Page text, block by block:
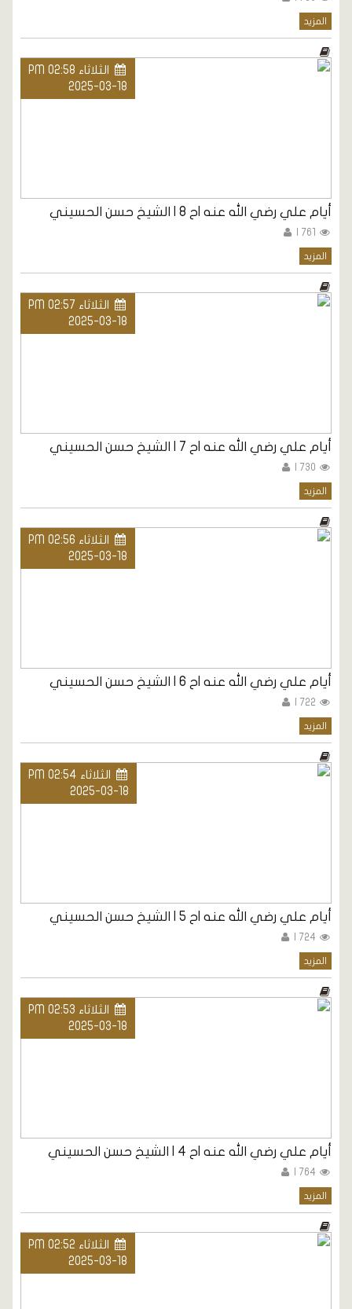
المزيد
الثلاثاء PM 02:58
2025-03-18
أيام علي رضي الله عنه |ح 8 | الشيخ حسن الحسيني
المزيد
الثلاثاء PM 02:57
2025-03-18
أيام علي رضي الله عنه |ح 7 | الشيخ حسن الحسيني
المزيد
الثلاثاء PM 02:56
2025-03-18
أيام علي رضي الله عنه |ح 6 | الشيخ حسن الحسيني
المزيد
الثلاثاء PM 02:54
2025-03-18
أيام علي رضي الله عنه |ح 5 | الشيخ حسن الحسيني
المزيد
الثلاثاء PM 02:53
2025-03-18
أيام علي رضي الله عنه |ح 4 | الشيخ حسن الحسيني
المزيد
الثلاثاء PM 02:52
2025-03-18